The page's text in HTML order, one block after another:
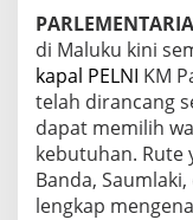
di Maluku kini
kapal PELNI KM
telah dirancang
dapat memilih
kebutuhan. Rute
Banda,
lengkap